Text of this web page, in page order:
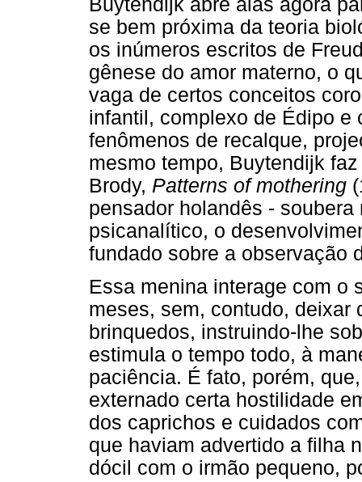
Buytendijk abre alas agora
se bem próxima da teoria
os inúmeros escritos de
gênese do amor materno, o
vaga de certos conceitos
infantil, complexo de Édipo e
fenômenos de recalque,
mesmo tempo, Buytendijk
Brody, Patterns of mothering
pensador holandês -
psicanalítico, o
fundado sobre a observação
Essa menina interage com o
meses, sem, contudo, deixar
brinquedos, instruindo-lhe
estimula o tempo todo, à
paciência. É fato, porém,
externado certa hostilidade
dos caprichos e cuidados
que haviam advertido a filha
dócil com o irmão pequeno,